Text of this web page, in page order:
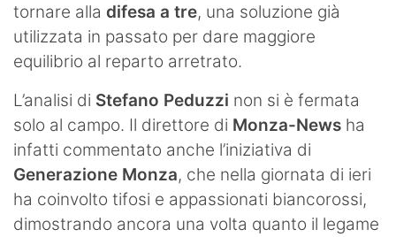
tornare alla difesa a tre, una soluzione già
utilizzata in passato per dare maggiore
equilibrio al reparto arretrato.
L’analisi di Stefano Peduzzi non si è fermata
solo al campo. Il direttore di Monza-News ha
infatti commentato anche l’iniziativa di
Generazione Monza, che nella giornata di ieri
ha coinvolto tifosi e appassionati biancorossi,
dimostrando ancora una volta quanto il legame